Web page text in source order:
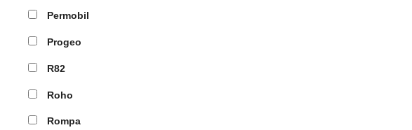
Permobil
Progeo
R82
Roho
Rompa